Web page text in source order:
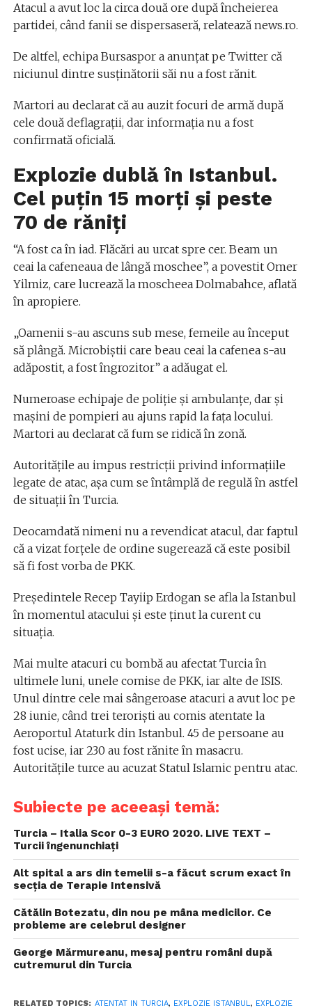
Atacul a avut loc la circa două ore după încheierea
partidei, când fanii se dispersaseră, relatează news.ro.
De altfel, echipa Bursaspor a anunţat pe Twitter că
niciunul dintre susţinătorii săi nu a fost rănit.
Martori au declarat că au auzit focuri de armă după
cele două deflagraţii, dar informaţia nu a fost
confirmată oficială.
Explozie dublă în Istanbul.
Cel puțin 15 morți și peste
70 de răniți
“A fost ca în iad. Flăcări au urcat spre cer. Beam un
ceai la cafeneaua de lângă moschee”, a povestit Omer
Yilmiz, care lucrează la moscheea Dolmabahce, aflată
în apropiere.
„Oamenii s-au ascuns sub mese, femeile au început
să plângă. Microbiştii care beau ceai la cafenea s-au
adăpostit, a fost îngrozitor” a adăugat el.
Numeroase echipaje de poliţie şi ambulanţe, dar şi
maşini de pompieri au ajuns rapid la faţa locului.
Martori au declarat că fum se ridică în zonă.
Autorităţile au impus restricţii privind informaţiile
legate de atac, aşa cum se întâmplă de regulă în astfel
de situaţii în Turcia.
Deocamdată nimeni nu a revendicat atacul, dar faptul
că a vizat forţele de ordine sugerează că este posibil
să fi fost vorba de PKK.
Preşedintele Recep Tayiip Erdogan se afla la Istanbul
în momentul atacului şi este ţinut la curent cu
situaţia.
Mai multe atacuri cu bombă au afectat Turcia în
ultimele luni, unele comise de PKK, iar alte de ISIS.
Unul dintre cele mai sângeroase atacuri a avut loc pe
28 iunie, când trei terorişti au comis atentate la
Aeroportul Ataturk din Istanbul. 45 de persoane au
fost ucise, iar 230 au fost rănite în masacru.
Autorităţile turce au acuzat Statul Islamic pentru atac.
Subiecte pe aceeași temă:
Turcia – Italia Scor 0-3 EURO 2020. LIVE TEXT –
Turcii îngenunchiați
Alt spital a ars din temelii s-a făcut scrum exact în
secția de Terapie Intensivă
Cătălin Botezatu, din nou pe mâna medicilor. Ce
probleme are celebrul designer
George Mărmureanu, mesaj pentru români după
cutremurul din Turcia
RELATED TOPICS: ATENTAT IN TURCIA, EXPLOZIE ISTANBUL, EXPLOZIE